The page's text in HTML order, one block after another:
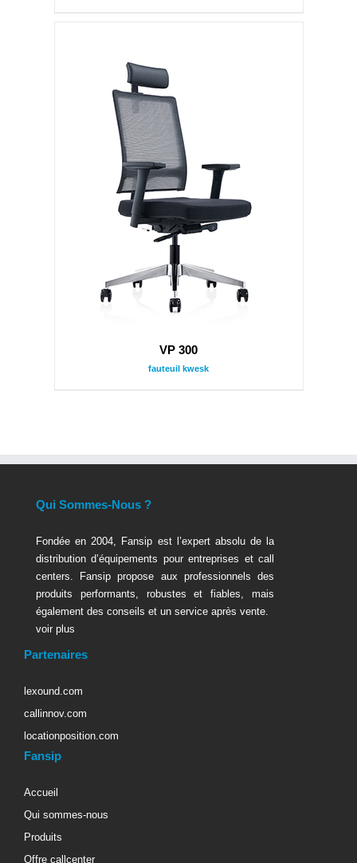
VP 300
fauteuil kwesk
Qui Sommes-Nous ?
Fondée en 2004, Fansip est l’expert absolu de la
distribution d’équipements pour entreprises et call
centers. Fansip propose aux professionnels des
produits performants, robustes et fiables, mais
également des conseils et un service après vente.
voir plus
Partenaires
lexound.com
callinnov.com
locationposition.com
Fansip
Accueil
Qui sommes-nous
Produits
Offre callcenter